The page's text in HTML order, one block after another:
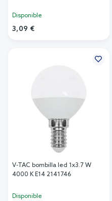
Disponible
3,09 €
V-TAC bombilla led 1x3.7 W
4000 K E14 2141746
Disponible